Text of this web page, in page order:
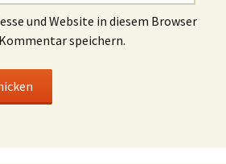
und Website in diesem Browser
speichern.